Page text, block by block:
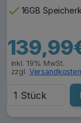
check 16GB
inkl. 19% MwSt.
zzgl. Versandkosten